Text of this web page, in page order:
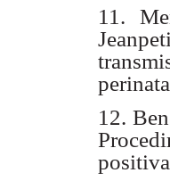
11.
12.